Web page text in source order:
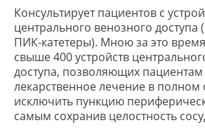
Консультирует пациентов с
центрального венозного
ПИК-катетеры). Мною за это
свыше 400 устройств
доступа, позволяющих пациентам
лекарственное лечение в
исключить пункцию
самым сохранив целостность
Онлайн запись
Работаем по ДМС
минут